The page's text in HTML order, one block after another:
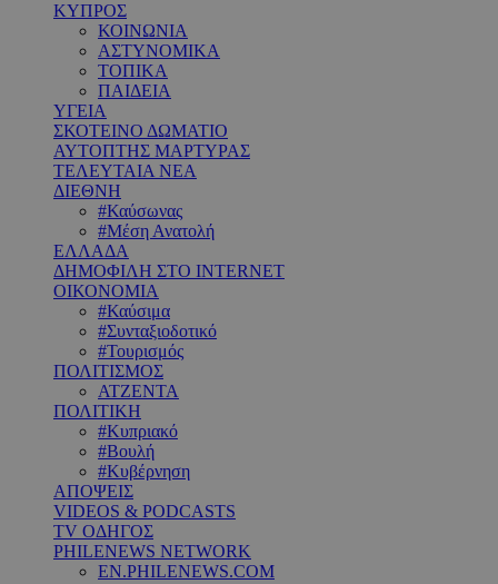
ΚΥΠΡΟΣ
ΚΟΙΝΩΝΙΑ
ΑΣΤΥΝΟΜΙΚΑ
ΤΟΠΙΚΑ
ΠΑΙΔΕΙΑ
ΥΓΕΙΑ
ΣΚΟΤΕΙΝΟ ΔΩΜΑΤΙΟ
ΑΥΤΟΠΤΗΣ ΜΑΡΤΥΡΑΣ
ΤΕΛΕΥΤΑΙΑ ΝΕΑ
ΔΙΕΘΝΗ
#Καύσωνας
#Μέση Ανατολή
ΕΛΛΑΔΑ
ΔΗΜΟΦΙΛΗ ΣΤΟ INTERNET
ΟΙΚΟΝΟΜΙΑ
#Καύσιμα
#Συνταξιοδοτικό
#Τουρισμός
ΠΟΛΙΤΙΣΜΟΣ
ΑΤΖΕΝΤΑ
ΠΟΛΙΤΙΚΗ
#Κυπριακό
#Βουλή
#Κυβέρνηση
ΑΠΟΨΕΙΣ
VIDEOS & PODCASTS
TV ΟΔΗΓΟΣ
PHILENEWS NETWORK
EN.PHILENEWS.COM